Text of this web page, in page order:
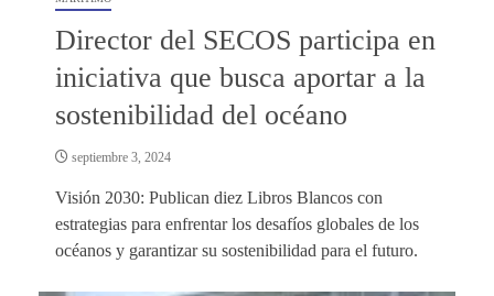
Director del SECOS participa en
iniciativa que busca aportar a la
sostenibilidad del océano
septiembre 3, 2024
Visión 2030: Publican diez Libros Blancos con
estrategias para enfrentar los desafíos globales de los
océanos y garantizar su sostenibilidad para el futuro.